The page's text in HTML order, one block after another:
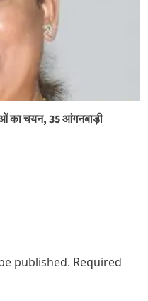
का चयन, 35 आंगनबाड़ी
published. Required